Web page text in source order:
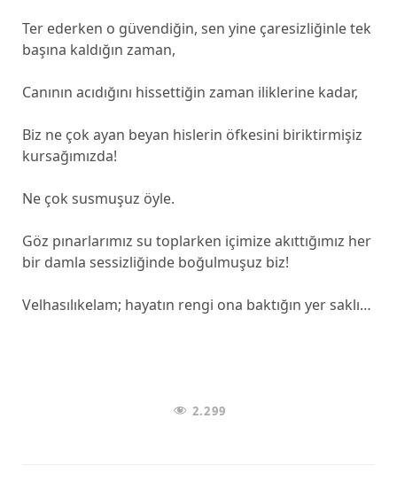
Ter ederken o güvendiğin, sen yine çaresizliğinle tek
başına kaldığın zaman,
Canının acıdığını hissettiğin zaman iliklerine kadar,
Biz ne çok ayan beyan hislerin öfkesini biriktirmişiz
kursağımızda!
Ne çok susmuşuz öyle.
Göz pınarlarımız su toplarken içimize akıttığımız her
bir damla sessizliğinde boğulmuşuz biz!
Velhasılıkelam; hayatın rengi ona baktığın yer saklı…
2.299